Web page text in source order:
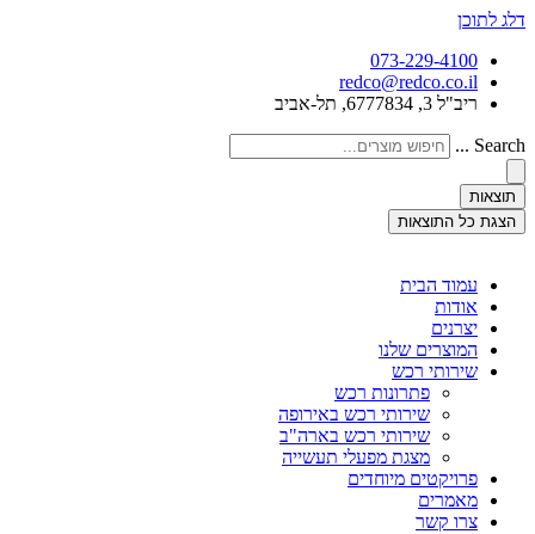
דלג לתוכן
073-229-4100
redco@redco.co.il
ריב"ל 3, 6777834, תל-אביב
Search ...
תוצאות
הצגת כל התוצאות
עמוד הבית
אודות
יצרנים
המוצרים שלנו
שירותי רכש
פתרונות רכש
שירותי רכש באירופה
שירותי רכש בארה"ב
מצגת מפעלי תעשייה
פרויקטים מיוחדים
מאמרים
צרו קשר